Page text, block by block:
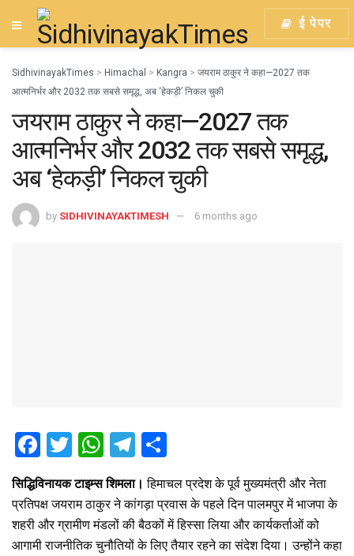
ई पेपर
SidhivinayakTimes > Himachal > Kangra > जयराम ठाकुर ने कहा—2027 तक
आत्मनिर्भर और 2032 तक सबसे समृद्ध, अब ‘हेकड़ी’ निकल चुकी
जयराम ठाकुर ने कहा—2027 तक
आत्मनिर्भर और 2032 तक सबसे समृद्ध,
अब ‘हेकड़ी’ निकल चुकी
by SIDHIVINAYAKTIMESH 6 months ago
F
a
ce
b
o
T
tt
er
W
h
at
s
A
T
el
e
gr
a
ar
e
सिद्धिविनायक टाइम्स शिमला।हिमाचल प्रदेश के पूर्व मुख्यमंत्री और नेता
प्रतिपक्ष जयराम ठाकुर ने कांगड़ा प्रवास के पहले दिन पालमपुर में भाजपा के
शहरी और ग्रामीण मंडलों की बैठकों में हिस्सा लिया और कार्यकर्ताओं को
आगामी राजनीतिक चुनौतियों के लिए तैयार रहने का संदेश दिया। उन्होंने कहा